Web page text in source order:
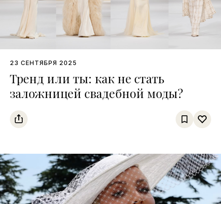
23 СЕНТЯБРЯ 2025
Тренд или ты: как не стать
заложницей свадебной моды?